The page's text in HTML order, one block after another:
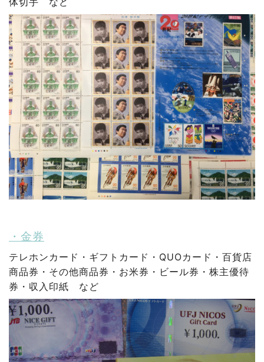
・金券
テレホンカード・ギフトカード・QUOカード・百貨店
商品券・その他商品券・お米券・ビール券・株主優待
券・収入印紙 など